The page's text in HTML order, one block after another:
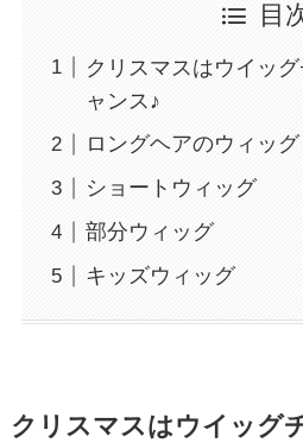
目
クリスマスはウイッ
ャンス♪
ロングヘアのウィッグ
ショートウィッグ
部分ウィッグ
キッズウィッグ
クリスマスはウイッグ